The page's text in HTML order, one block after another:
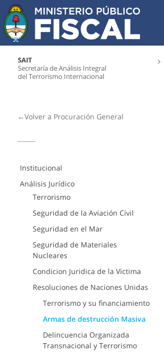
SAIT
Secretaría de Análisis Integral
del Terrorismo Internacional
←Volver a Procuración General
Institucional
Análisis Jurídico
Terrorismo
Seguridad de la Aviación Civil
Seguridad en el Mar
Seguridad de Materiales
Nucleares
Condicion Juridica de la Victima
Resoluciones de Naciones Unidas
Terrorismo y su financiamiento
Armas de destrucción Masiva
Delincuencia Organizada
Transnacional y Terrorismo